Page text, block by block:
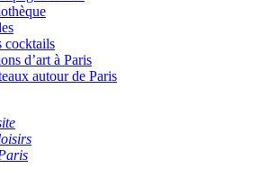
cocktails
d’art à Paris
autour de Paris